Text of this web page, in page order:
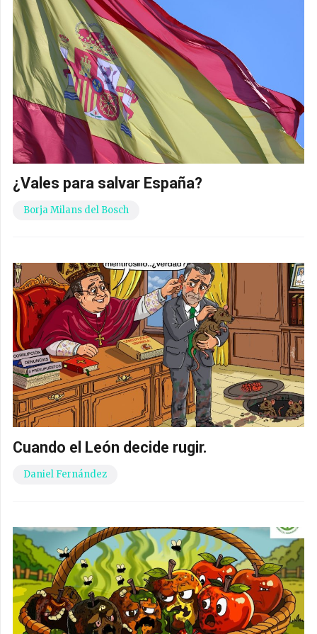
¿Vales para salvar España?
Borja Milans del Bosch
Cuando el León decide rugir.
Daniel Fernández